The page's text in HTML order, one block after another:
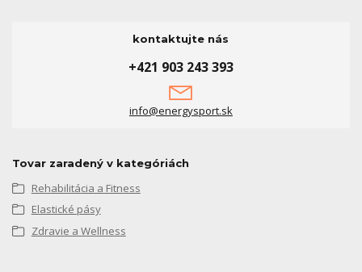
kontaktujte nás
+421 903 243 393
info@energysport.sk
Tovar zaradený v kategóriách
Rehabilitácia a Fitness
Elastické pásy
Zdravie a Wellness